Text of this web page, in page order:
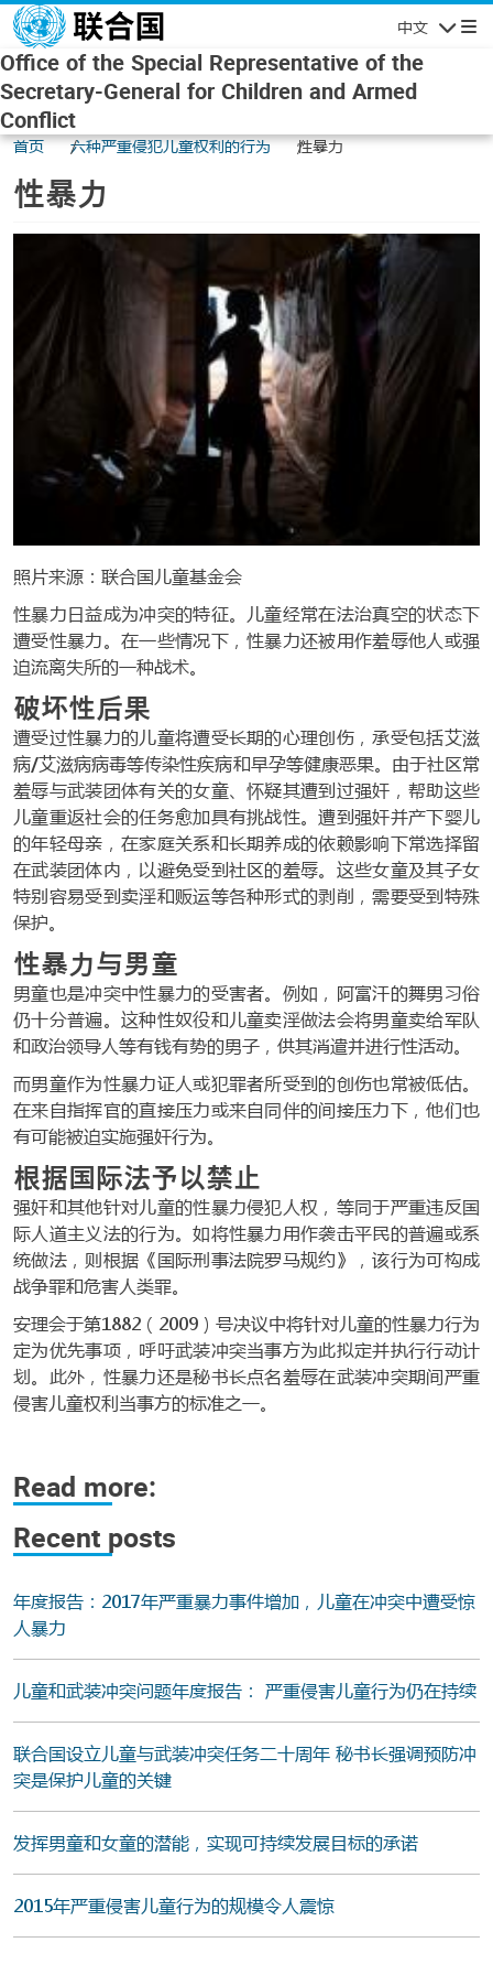
Skip to main content
中文
Office of the Special Representative of the
Secretary-General for Children and Armed
Conflict
首页 六种严重侵犯儿童权利的行为 性暴力
性暴力
照片来源：联合国儿童基金会
性暴力日益成为冲突的特征。儿童经常在法治真空的状态下
遭受性暴力。在一些情况下，性暴力还被用作羞辱他人或强
迫流离失所的一种战术。
破坏性后果
遭受过性暴力的儿童将遭受长期的心理创伤，承受包括艾滋
病/艾滋病病毒等传染性疾病和早孕等健康恶果。由于社区常
羞辱与武装团体有关的女童、怀疑其遭到过强奸，帮助这些
儿童重返社会的任务愈加具有挑战性。遭到强奸并产下婴儿
的年轻母亲，在家庭关系和长期养成的依赖影响下常选择留
在武装团体内，以避免受到社区的羞辱。这些女童及其子女
特别容易受到卖淫和贩运等各种形式的剥削，需要受到特殊
保护。
性暴力与男童
男童也是冲突中性暴力的受害者。例如，阿富汗的舞男习俗
仍十分普遍。这种性奴役和儿童卖淫做法会将男童卖给军队
和政治领导人等有钱有势的男子，供其消遣并进行性活动。
而男童作为性暴力证人或犯罪者所受到的创伤也常被低估。
在来自指挥官的直接压力或来自同伴的间接压力下，他们也
有可能被迫实施强奸行为。
根据国际法予以禁止
强奸和其他针对儿童的性暴力侵犯人权，等同于严重违反国
际人道主义法的行为。如将性暴力用作袭击平民的普遍或系
统做法，则根据《国际刑事法院罗马规约》，该行为可构成
战争罪和危害人类罪。
安理会于第1882（2009）号决议中将针对儿童的性暴力行为
定为优先事项，呼吁武装冲突当事方为此拟定并执行行动计
划。此外，性暴力还是秘书长点名羞辱在武装冲突期间严重
侵害儿童权利当事方的标准之一。
Read more:
Recent posts
年度报告：2017年严重暴力事件增加，儿童在冲突中遭受惊
人暴力
儿童和武装冲突问题年度报告： 严重侵害儿童行为仍在持续
联合国设立儿童与武装冲突任务二十周年 秘书长强调预防冲
突是保护儿童的关键
发挥男童和女童的潜能，实现可持续发展目标的承诺
2015年严重侵害儿童行为的规模令人震惊